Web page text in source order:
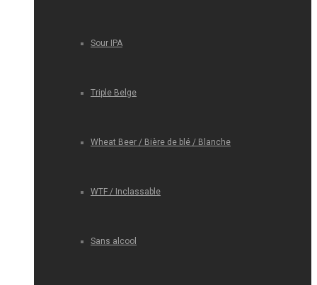
Sour IPA
Triple Belge
Wheat Beer / Bière de blé / Blanche
WTF / Inclassable
Sans alcool